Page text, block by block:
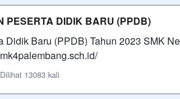
PESERTA DIDIK BARU (PPDB)
Didik Baru (PPDB) Tahun 2023 SMK
13083 kali